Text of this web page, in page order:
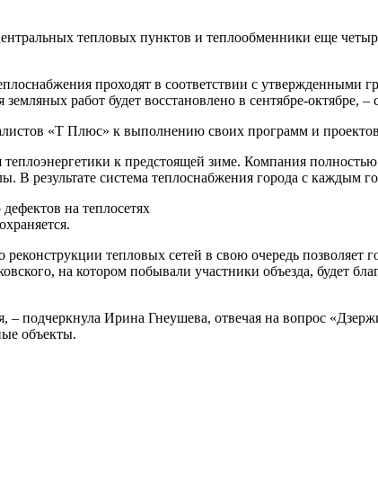
тепловых пунктов и теплообменники еще
проходят в соответствии с утвержденными
работ будет восстановлено в сентябре-октябре,
«Т Плюс» к выполнению своих программ и
к предстоящей зиме. Компания
В результате система теплоснабжения города с каждым
на теплосетях
тепловых сетей в свою очередь позволяет
на котором побывали участники объезда, будет
подчеркнула Ирина Гнеушева, отвечая на вопрос
объекты.